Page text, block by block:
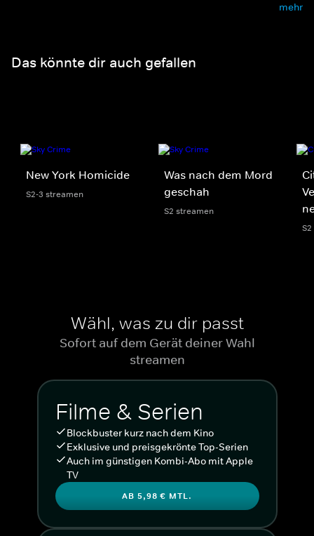
mehr
Das könnte dir auch gefallen
New York Homicide
S2-3 streamen
Was nach dem Mord
geschah
S2 streamen
Wähl, was zu dir passt
Sofort auf dem Gerät deiner Wahl
streamen
Filme & Serien
Blockbuster kurz nach dem Kino
Exklusive und preisgekrönte Top-Serien
Auch im günstigen Kombi-Abo mit Apple
TV
AB 5,98 € MTL.